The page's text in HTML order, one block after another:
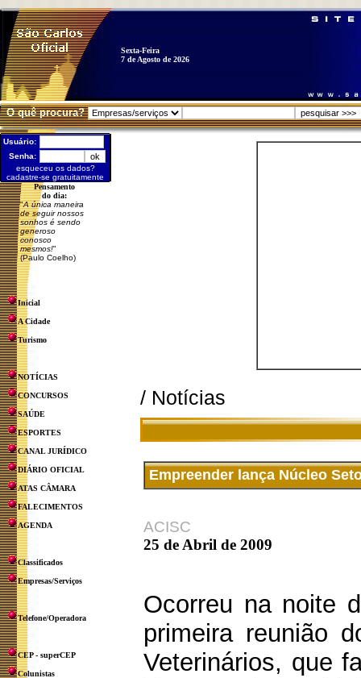
Sexta-Feira
7 de Agosto de 2026
O quê procura?
Usuário:
Senha:
esqueceu os dados?
cadastre-se gratuitamente
Pensamento
do dia:
"A única maneira
de seguir nossos
sonhos é sendo
generoso
conosco
mesmos!"
(Paulo Coelho)
Inicial
A Cidade
Turismo
NOTÍCIAS
CONCURSOS
SAÚDE
ESPORTES
CANAL JURÍDICO
DIÁRIO OFICIAL
ATAS CÂMARA
FALECIMENTOS
AGENDA
Classificados
Empresas/Serviços
Telefone/Operadora
CEP - superCEP
Colunistas
/ Notícias
Empreender lança Núcleo
ACISC
25 de Abril de 2009
Ocorreu na noite
primeira reunião
Veterinários, que